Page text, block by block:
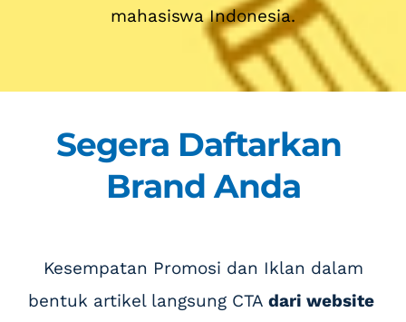
mahasiswa Indonesia.
Segera Daftarkan
Brand Anda
bentuk artikel langsung CTA dari website